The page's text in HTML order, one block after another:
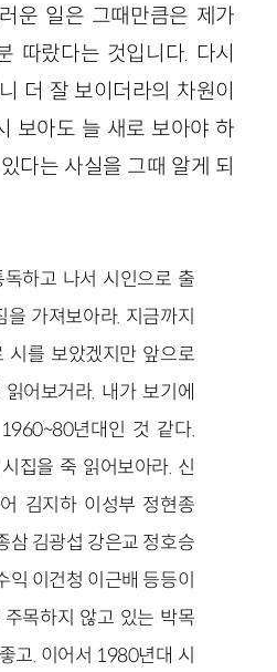
운 일은 그때만큼은 제가
따랐다는 것입니다. 다시
더 잘 보이더라의 차원이
보아도 늘 새로 보아야 하
다는 사실을 그때 알게 되
하고 나서 시인으로 출
가져보아라. 지금까지
시를 보았겠지만 앞으로
어보거라. 내가 보기에
년대인 것 같다.
집을 죽 읽어보아라. 신
김지하 이성부 정현종
삼 김광섭 강은교 정호승
익 이건청 이근배 등등이
목하지 않고 있는 박목
고. 이어서 1980년대 시